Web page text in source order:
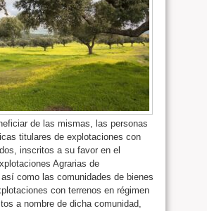
de las mismas, las personas
titulares de explotaciones con
inscritos a su favor en el
Agrarias de
como las comunidades de bienes
con terrenos en régimen
a nombre de dicha comunidad,